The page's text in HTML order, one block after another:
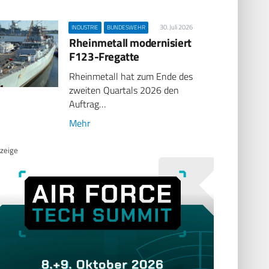
INDUSTRIE BUNDESWEHR 30. Juli 2026
Rheinmetall modernisiert
F123-Fregatte
Rheinmetall hat zum Ende des
zweiten Quartals 2026 den
Auftrag…
Mehr